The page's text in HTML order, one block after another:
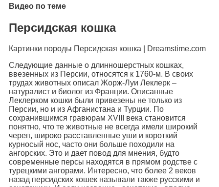
Видео по теме
Персидская кошка
Картинки породы Персидская кошка | Dreamstime.com
Следующие данные о длинношерстных кошках,
ввезенных из Персии, относятся к 1760-м. В своих
трудах животных описал Жорж-Луи Леклерк –
натуралист и биолог из Франции. Описанные
Леклерком кошки были привезены не только из
Персии, но и из Афганистана и Турции. По
сохранившимся гравюрам XVIII века становится
понятно, что те животные не всегда имели широкий
череп, широко расставленные уши и короткий
курносый нос, часто они больше походили на
ангорских. Это и дает повод для мнения, будто
современные персы находятся в прямом родстве с
турецкими ангорами. Интересно, что более 2 веков
назад персидских кошек называли также русскими и